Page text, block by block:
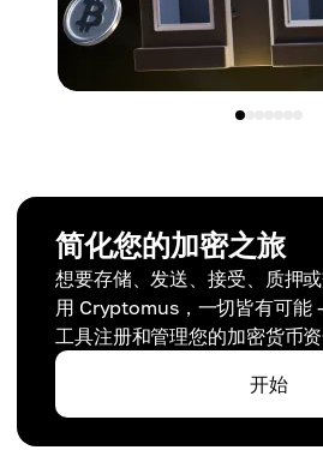
简化您的加密之旅
想要存储、发送、接受、质押
用 Cryptomus，一切皆有可能
工具注册和管理您的加密货币资
开始